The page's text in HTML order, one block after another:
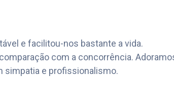
e facilitou-nos bastante a vida.
com a concorrência.
simpatia e profissionalismo.